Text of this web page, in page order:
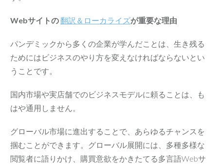
Webサイトの翻訳＆ローカライズが重要な理由
パンデミックから多くの企業が学んだことは、生き残る
ためにはビジネスのやり方を変えなければならないとい
うことです。
国内市場や実店舗でのビジネスモデルに頼ることは、も
はや通用しません。
グローバル市場に進出することで、あらゆるチャンスを
掴むことができます。グローバル展開には、多種多様な
閲覧者に語りかけ、購買意欲をかきたてる多言語Webサ